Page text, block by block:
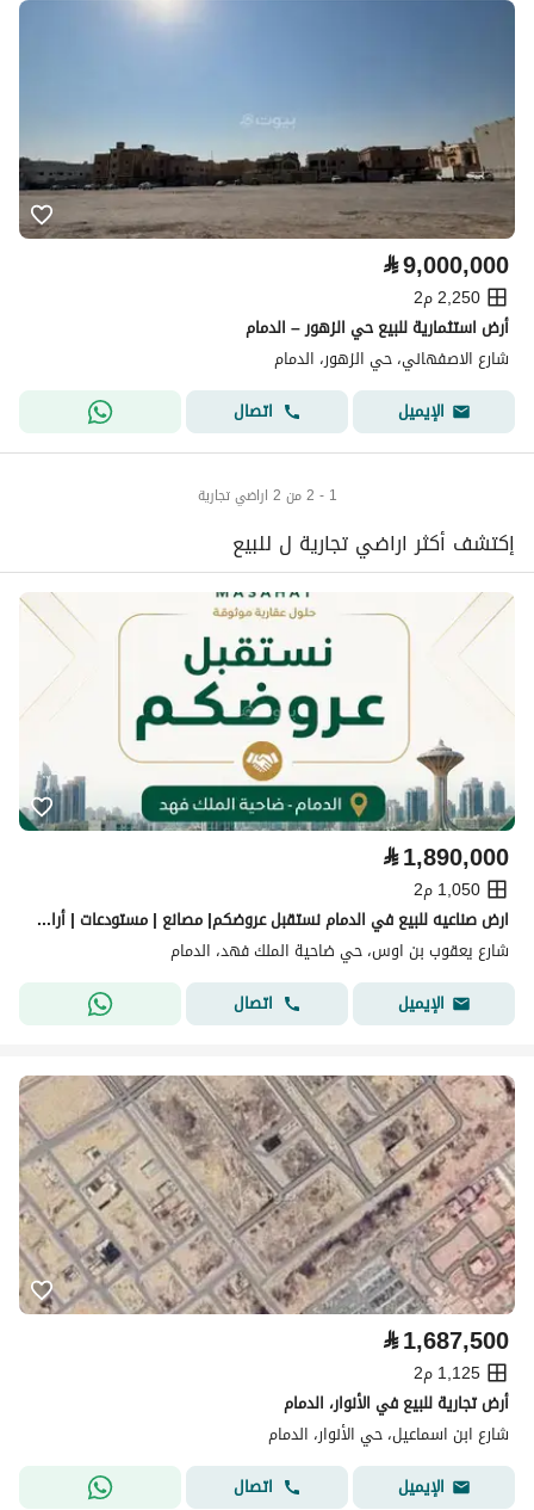
⃁9,000,000
2,250 م2
أرض استثمارية للبيع حي الزهور – الدمام
شارع الاصفهاني، حي الزهور، الدمام
الإيميل
اتصال
1 - 2 من 2 اراضي تجارية
إكتشف أكثر اراضي تجارية ل للبيع
⃁1,890,000
1,050 م2
ارض صناعيه للبيع في الدمام نستقبل عروضكم| مصانع | مستودعات | أراضٍي | عقارات صناعية.
شارع يعقوب بن اوس، حي ضاحية الملك فهد، الدمام
الإيميل
اتصال
⃁1,687,500
1,125 م2
أرض تجارية للبيع في الأنوار، الدمام
شارع ابن اسماعيل، حي الأنوار، الدمام
الإيميل
اتصال